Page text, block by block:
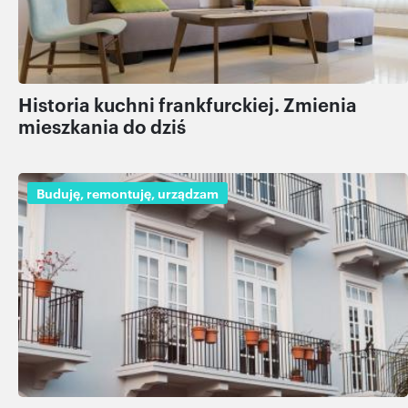
Historia kuchni frankfurckiej. Zmienia
mieszkania do dziś
Buduję, remontuję, urządzam